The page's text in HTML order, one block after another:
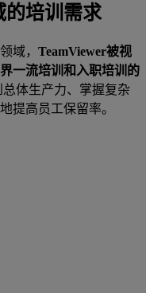
的培训需求
领域， TeamViewer被视
一流培训和入职培训的
体生产力、掌握复杂
提高员工保留率。